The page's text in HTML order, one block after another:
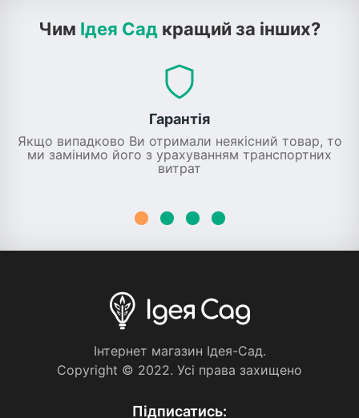
Чим Ідея Сад кращий за інших?
Гарантія
Якщо випадково Ви отримали неякісний товар, то
ми замінимо його з урахуванням транспортних
витрат
Iнтернет магазин Iдея-Сад.
Copyright © 2022. Усi права захищено
Пiдписатись: